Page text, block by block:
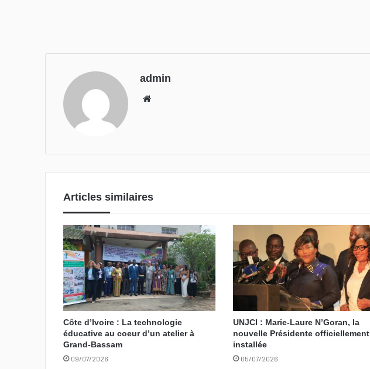
admin
Articles similaires
Côte d’Ivoire : La technologie
éducative au coeur d’un atelier à
Grand-Bassam
09/07/2026
UNJCI : Marie-Laure N’Goran, la
nouvelle Présidente officiellement
installée
05/07/2026